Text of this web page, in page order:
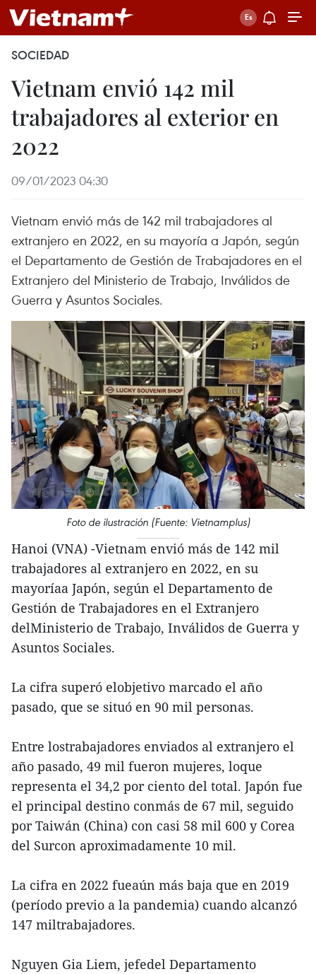
SOCIEDAD
Vietnam envió 142 mil
trabajadores al exterior en
2022
09/01/2023 04:30
Vietnam envió más de 142 mil trabajadores al
extranjero en 2022, en su mayoría a Japón, según
el Departamento de Gestión de Trabajadores en el
Extranjero del Ministerio de Trabajo, Inválidos de
Guerra y Asuntos Sociales.
Foto de ilustración (Fuente: Vietnamplus)
Hanoi (VNA) -Vietnam envió más de 142 mil
trabajadores al extranjero en 2022, en su
mayoríaa Japón, según el Departamento de
Gestión de Trabajadores en el Extranjero
delMinisterio de Trabajo, Inválidos de Guerra y
Asuntos Sociales.
La cifra superó elobjetivo marcado el año
pasado, que se situó en 90 mil personas.
Entre lostrabajadores enviados al extranjero el
año pasado, 49 mil fueron mujeres, loque
representa el 34,2 por ciento del total. Japón fue
el principal destino conmás de 67 mil, seguido
por Taiwán (China) con casi 58 mil 600 y Corea
del Surcon aproximadamente 10 mil.
La cifra en 2022 fueaún más baja que en 2019
(período previo a la pandemia) cuando alcanzó
147 miltrabajadores.
Nguyen Gia Liem, jefedel Departamento